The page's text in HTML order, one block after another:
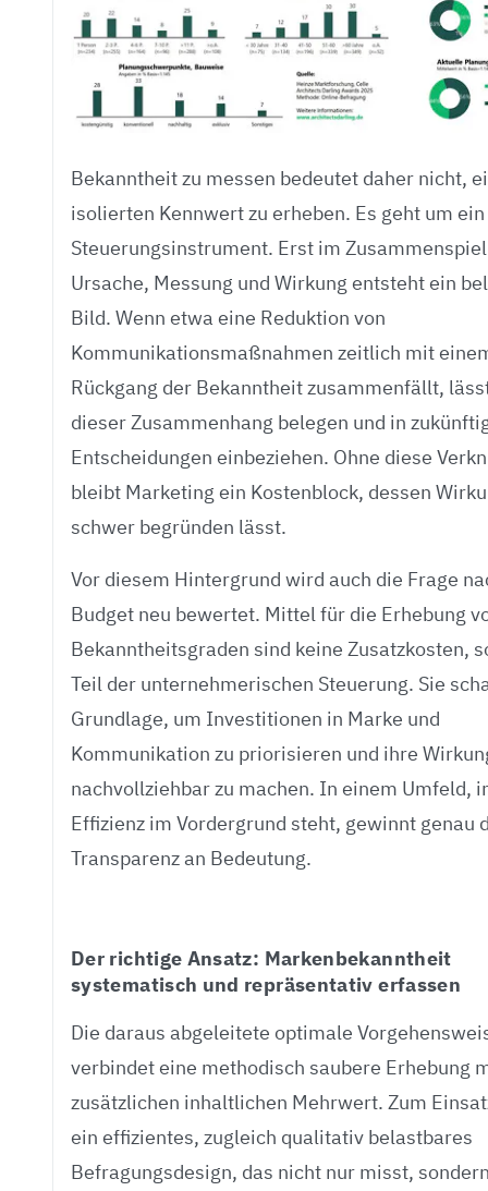
Bekanntheit zu messen bedeutet daher nicht,
isolierten Kennwert zu erheben. Es geht um ein
Steuerungsinstrument. Erst im
Ursache, Messung und Wirkung entsteht ein
Bild. Wenn etwa eine Reduktion von
Kommunikationsmaßnahmen zeitlich mit
Rückgang der Bekanntheit zusammenfällt,
dieser Zusammenhang belegen und in
Entscheidungen einbeziehen. Ohne diese
bleibt Marketing ein Kostenblock, dessen
schwer begründen lässt.
Vor diesem Hintergrund wird auch die Frage
Budget neu bewertet. Mittel für die Erhebung
Bekanntheitsgraden sind keine Zusatzkosten,
Teil der unternehmerischen Steuerung. Sie
Grundlage, um Investitionen in Marke und
Kommunikation zu priorisieren und ihre
nachvollziehbar zu machen. In einem Umfeld,
Effizienz im Vordergrund steht, gewinnt genau
Transparenz an Bedeutung.
Der richtige Ansatz: Markenbekanntheit
systematisch und repräsentativ erfassen
Die daraus abgeleitete optimale
verbindet eine methodisch saubere Erhebung
zusätzlichen inhaltlichen Mehrwert. Zum
ein effizientes, zugleich qualitativ belastbares
Befragungsdesign, das nicht nur misst,